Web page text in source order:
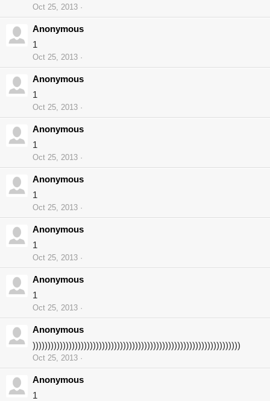
Oct 25, 2013
Anonymous
1
Oct 25, 2013
Anonymous
1
Oct 25, 2013
Anonymous
1
Oct 25, 2013
Anonymous
1
Oct 25, 2013
Anonymous
1
Oct 25, 2013
Anonymous
1
Oct 25, 2013
Anonymous
)))))))))))))))))))))))))))))))))))))))))))))))))))))))))))))))))))))
Oct 25, 2013
Anonymous
1